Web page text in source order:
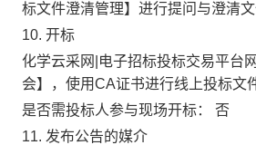
标文件澄清管理】进行提问与澄清文
10. 开标
化学云采网|电子招标投标交易平台
会】，使用CA证书进行线上投标文
是否需投标人参与现场开标：
否
11. 发布公告的媒介